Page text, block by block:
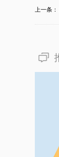
上一条：